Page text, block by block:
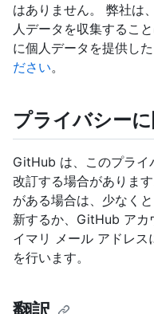
はありません。 弊社は
人データを収集するこ
に個人データを提供し
ださい。
プライバシー
GitHub は、このプライ
改訂する場合がありま
がある場合は、少なく
新するか、GitHub アカ
イマリ メール アドレス
を行います。